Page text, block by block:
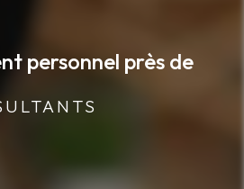
personnel près de